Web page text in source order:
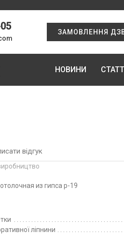
ЗАМОВЛЕННЯ
НОВИНИ
відгук
из гипса р-19
ліпнини